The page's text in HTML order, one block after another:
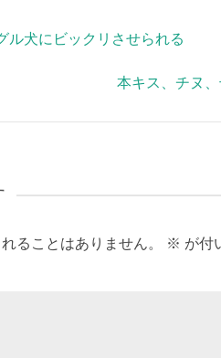
ル犬にビックリさせられる
本キス、チヌ
ることはありません。 ※ が付